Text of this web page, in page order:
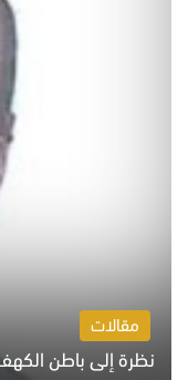
مقالات
نظرة إلى باطن